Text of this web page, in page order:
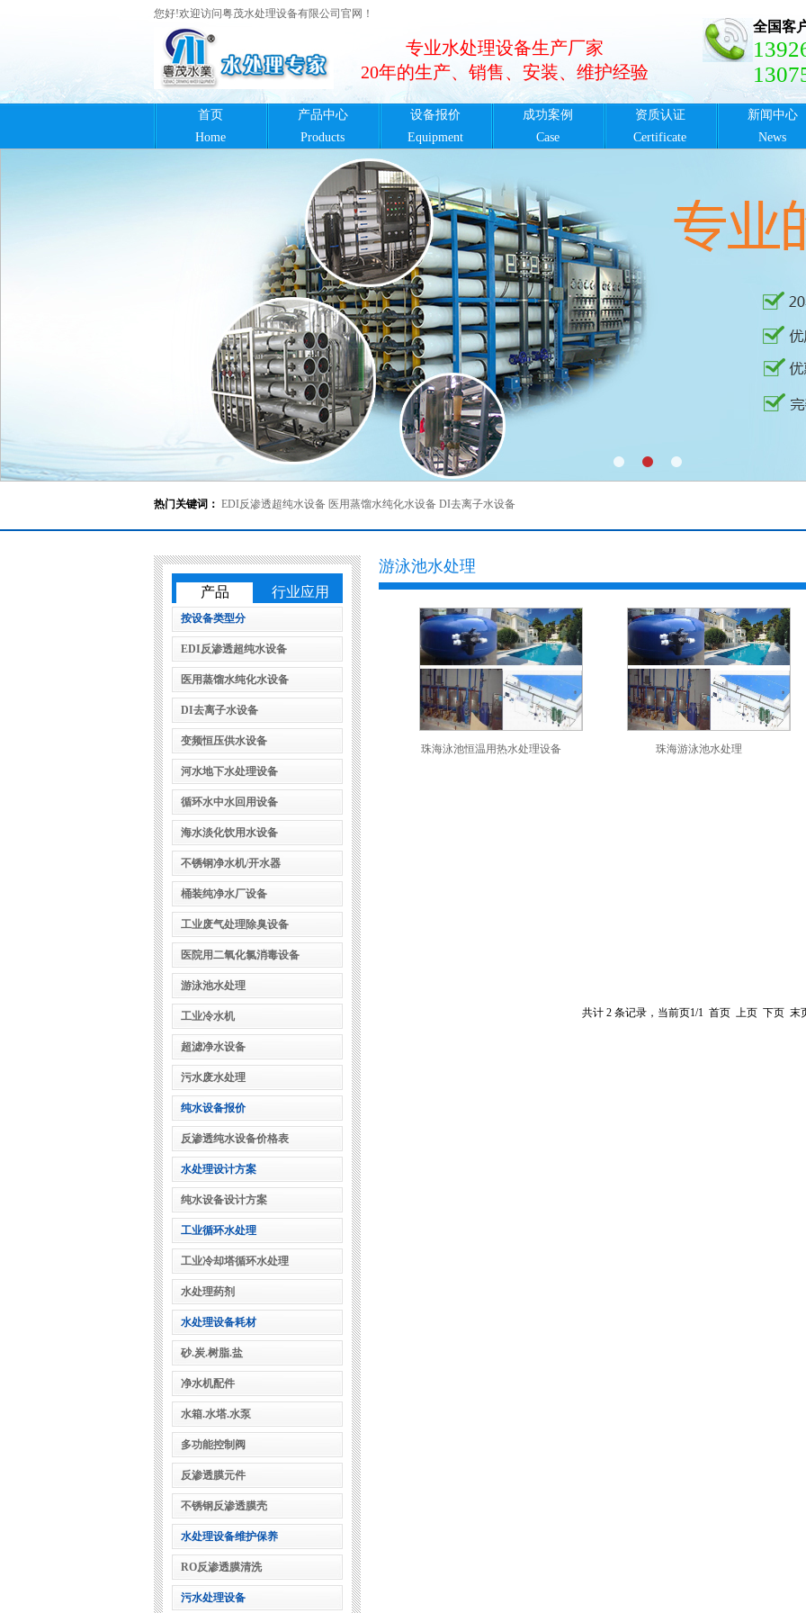
您好!欢迎访问粤茂水处理设备有限公司官网！
专业水处理设备生产厂家
20年的生产、销售、安装、维护经验
全国客
首页
Home
产品中心
Products
设备报价
Equipment
成功案例
Case
资质认证
Certificate
新闻中心
News
热门关键词： EDI反渗透超纯水设备 医用蒸馏水纯化水设备 DI去离子水设备
产品 行业应用
按设备类型分
EDI反渗透超纯水设备
医用蒸馏水纯化水设备
DI去离子水设备
变频恒压供水设备
河水地下水处理设备
循环水中水回用设备
海水淡化饮用水设备
不锈钢净水机/开水器
桶装纯净水厂设备
工业废气处理除臭设备
医院用二氧化氯消毒设备
游泳池水处理
工业冷水机
超滤净水设备
污水废水处理
纯水设备报价
反渗透纯水设备价格表
水处理设计方案
纯水设备设计方案
工业循环水处理
工业冷却塔循环水处理
水处理药剂
水处理设备耗材
砂.炭.树脂.盐
净水机配件
水箱.水塔.水泵
多功能控制阀
反渗透膜元件
不锈钢反渗透膜壳
水处理设备维护保养
RO反渗透膜清洗
污水处理设备
游泳池水处理
珠海泳池恒温用热水处理设备 珠海游泳池水处理
共计 2条记录，当前页1/1 首页 上页 下页 末